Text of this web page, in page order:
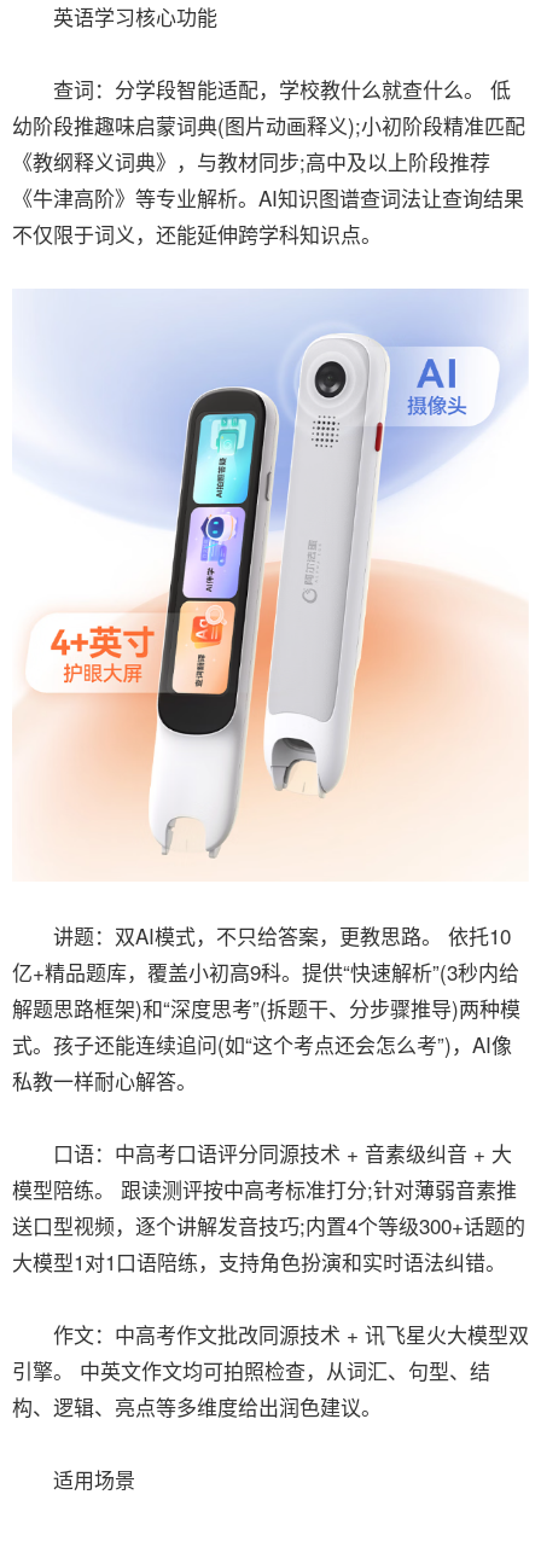
英语学习核心功能
查词：分学段智能适配，学校教什么就查什么。 低
幼阶段推趣味启蒙词典(图片动画释义);小初阶段精准匹配
《教纲释义词典》，与教材同步;高中及以上阶段推荐
《牛津高阶》等专业解析。AI知识图谱查词法让查询结果
不仅限于词义，还能延伸跨学科知识点。
讲题：双AI模式，不只给答案，更教思路。 依托10
亿+精品题库，覆盖小初高9科。提供“快速解析”(3秒内给
解题思路框架)和“深度思考”(拆题干、分步骤推导)两种模
式。孩子还能连续追问(如“这个考点还会怎么考”)，AI像
私教一样耐心解答。
口语：中高考口语评分同源技术 + 音素级纠音 + 大
模型陪练。 跟读测评按中高考标准打分;针对薄弱音素推
送口型视频，逐个讲解发音技巧;内置4个等级300+话题的
大模型1对1口语陪练，支持角色扮演和实时语法纠错。
作文：中高考作文批改同源技术 + 讯飞星火大模型双
引擎。 中英文作文均可拍照检查，从词汇、句型、结
构、逻辑、亮点等多维度给出润色建议。
适用场景